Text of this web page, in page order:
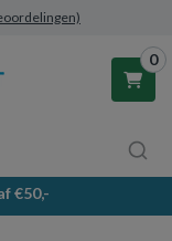
0
€50,-